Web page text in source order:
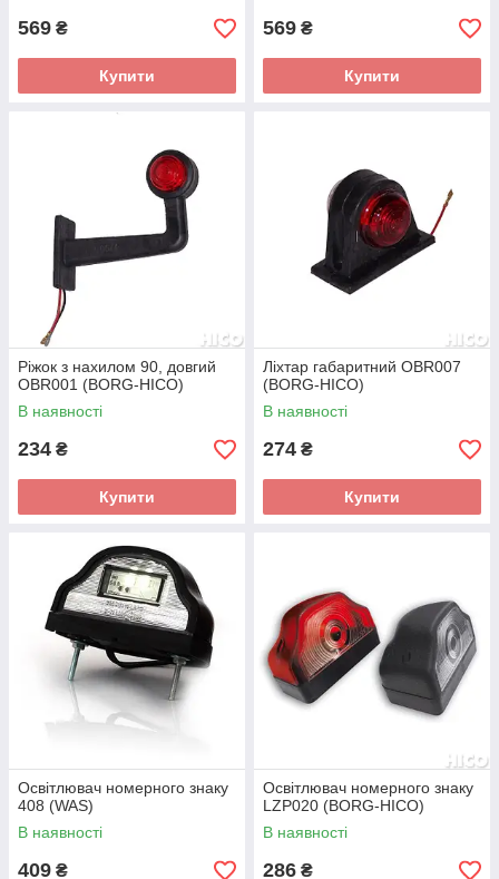
569 ₴
Купити
569 ₴
Купити
Ріжок з нахилом 90, довгий
OBR001 (BORG-HICO)
В наявності
234 ₴
Купити
Ліхтар габаритний OBR007
(BORG-HICO)
В наявності
274 ₴
Купити
Освітлювач номерного знаку
408 (WAS)
В наявності
409 ₴
Освітлювач номерного знаку
LZP020 (BORG-HICO)
В наявності
286 ₴